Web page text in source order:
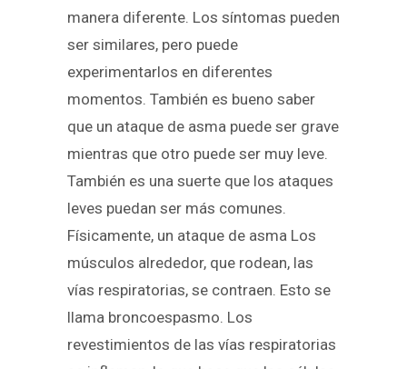
manera diferente. Los síntomas pueden
ser similares, pero puede
experimentarlos en diferentes
momentos. También es bueno saber
que un ataque de asma puede ser grave
mientras que otro puede ser muy leve.
También es una suerte que los ataques
leves puedan ser más comunes.
Físicamente, un ataque de asma Los
músculos alrededor, que rodean, las
vías respiratorias, se contraen. Esto se
llama broncoespasmo. Los
revestimientos de las vías respiratorias